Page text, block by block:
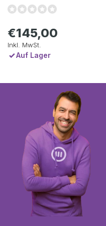
€145,00
Inkl. MwSt.
Auf Lager